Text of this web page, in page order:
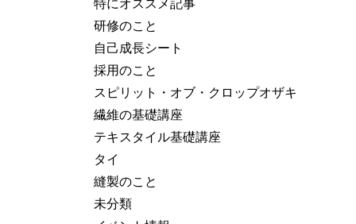
研修のこと
自己成長シート
採用のこと
スピリット・オブ・クロップオザキ
繊維の基礎講座
テキスタイル基礎講座
タイ
縫製のこと
未分類